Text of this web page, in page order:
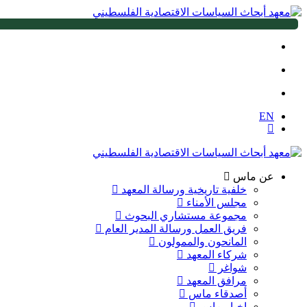
EN
عن ماس
خلفية تاريخية ورسالة المعهد
مجلس الأمناء
مجموعة مستشاري البحوث
فريق العمل ورسالة المدير العام
المانحون والممولون
شركاء المعهد
شواغر
مرافق المعهد
أصدقاء ماس